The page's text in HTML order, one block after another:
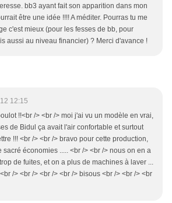
bb3 ayant fait son apparition dans mon
être une idée !!!! A méditer. Pourras tu me
c'est mieux (pour les fesses de bb, pour
aussi au niveau financier) ? Merci d'avance !
12:15
!!<br /> <br /> moi j'ai vu un modèle en vrai,
de Bidul ça avait l'air confortable et surtout
!!! <br /> <br /> bravo pour cette production,
sacré économies ..... <br /> <br /> nous on en a
de fuites, et on a plus de machines à laver ...
/> <br /> <br /> <br /> bisous <br /> <br /> <br